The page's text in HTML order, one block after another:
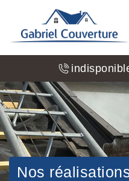
Nos